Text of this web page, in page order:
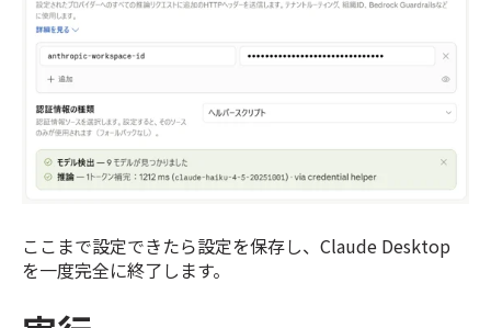
ここまで設定できたら設定を保存し、Claude Desktop
を一度完全に終了します。